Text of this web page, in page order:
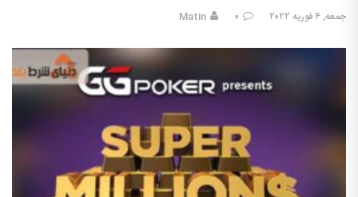
جمعه, ۴ فوریه ۲۰۲۲ ۰ Matin